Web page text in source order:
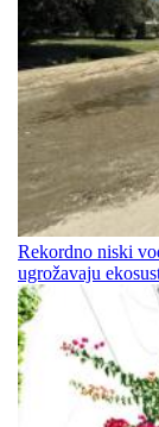
Rekordno niski
ugrožavaju